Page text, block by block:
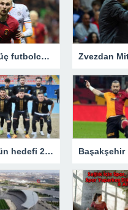
Galatasaray üç futbolcunun satışından 60 milyon euro bekliyor
Talasgücü’nün hedefi 24 puanı almak